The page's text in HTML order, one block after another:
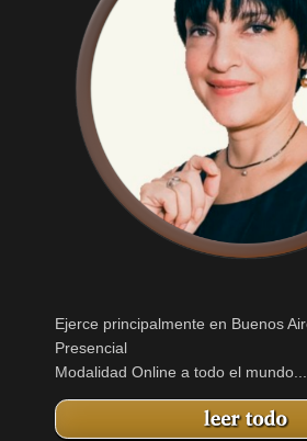
Ejerce principalmente en Buenos
Presencial
Modalidad Online a todo el